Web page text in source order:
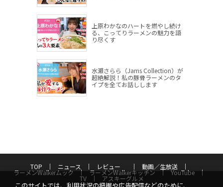
上原わかなのハートを燃やし続け
る、こってりラーメンの魅力を語
り尽くす
水瀬さらら（Jams Collection）が
超絶解説！私の豚骨ラーメンのタ
イプを全てお話しします
TOP ニュース レビュー 動画／生放送
ラーメンWalkerムック ラーメンWalkerキッチン YouTube
TV アスキーグルメ